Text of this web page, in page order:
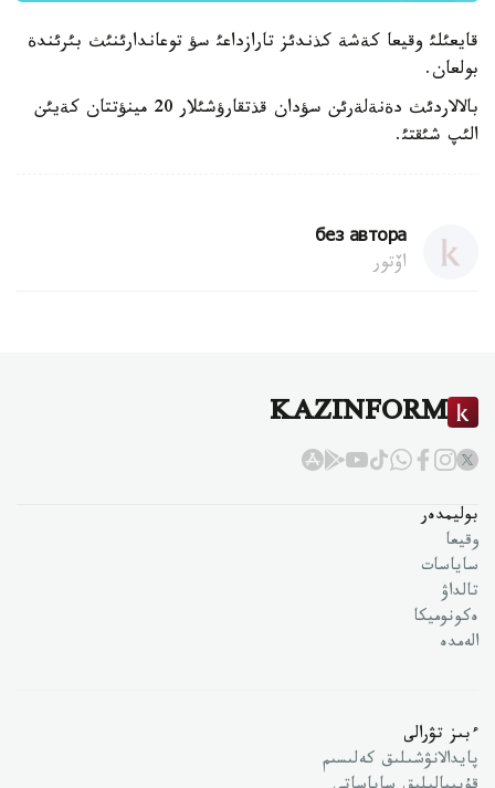
قايعئلئ وقيعا كةشة كذندئز تارازداعئ سؤ توعاندارئنئث بئرئندة
بولعان.
بالالاردئث دةنةلةرئن سؤدان قذتقارؤشئلار 20 مينؤتتان كةيئن
الئپ شئقتئ.
без автора
اۆتور
KAZINFORM
بوليمدەر
وقيعا
ساياسات
تالداۋ
ەكونوميكا
الەمدە
ءبىز تۋرالى
پايدالانۋشىلىق كەلىسىم